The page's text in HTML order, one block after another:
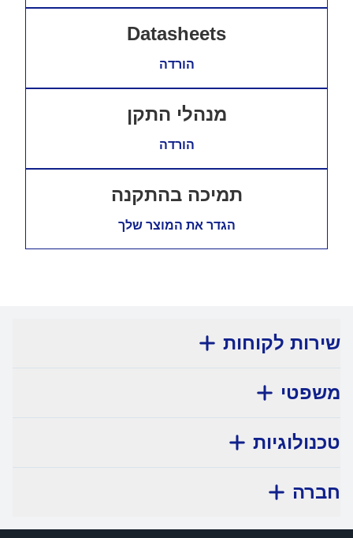
Datasheets
הורדה
מנהלי התקן
הורדה
תמיכה בהתקנה
הגדר את המוצר שלך
שירות לקוחות
משפטי
טכנולוגיות
חברה